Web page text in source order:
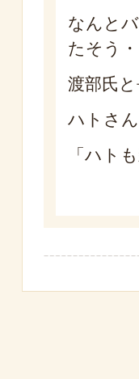
なんと
たそう・
渡部氏
ハトさ
「ハト